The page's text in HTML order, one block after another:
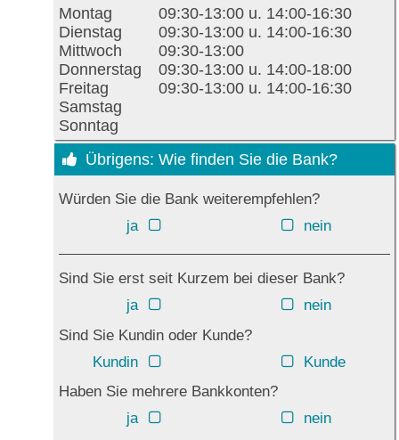
Montag
09:30-13:00 u. 14:00-16:30
Dienstag
09:30-13:00 u. 14:00-16:30
Mittwoch
09:30-13:00
Donnerstag
09:30-13:00 u. 14:00-18:00
Freitag
09:30-13:00 u. 14:00-16:30
Samstag
Sonntag
Übrigens: Wie finden Sie die Bank?
Würden Sie die Bank weiterempfehlen?
ja
nein
Sind Sie erst seit Kurzem bei dieser Bank?
ja
nein
Sind Sie Kundin oder Kunde?
Kundin
Kunde
Haben Sie mehrere Bankkonten?
ja
nein